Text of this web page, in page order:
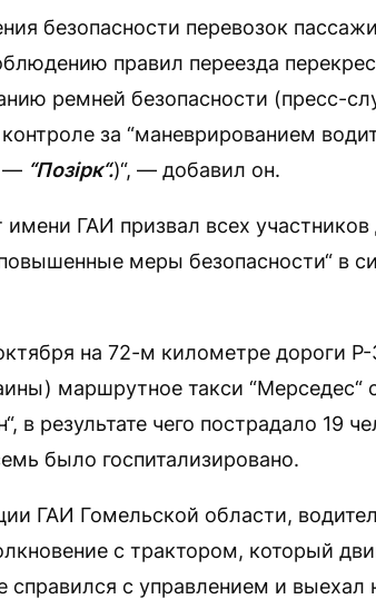
безопасности перевозок
правил переезда
ремней безопасности (пресс-
за “маневрированием
— “Позірк“.)“, — добавил он.
имени ГАИ призвал всех
меры безопасности“ в
на 72-м километре дороги
маршрутное такси “Мерседес“
в результате чего пострадало 19
было госпитализировано.
ГАИ Гомельской области,
с трактором, который
справился с управлением и выехал